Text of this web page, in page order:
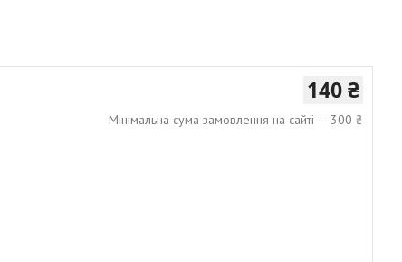
140 ₴
Мінімальна сума замовлення на сайті — 300 ₴